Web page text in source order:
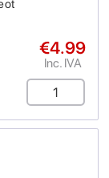
€4.99
Inc. IVA